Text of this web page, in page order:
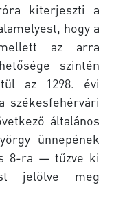
kiterjeszti a
hogy a
az arra
szintén
az 1298. évi
székesfehérvári
általános
ünnepének
8-ra — tűzve ki
jelölve meg